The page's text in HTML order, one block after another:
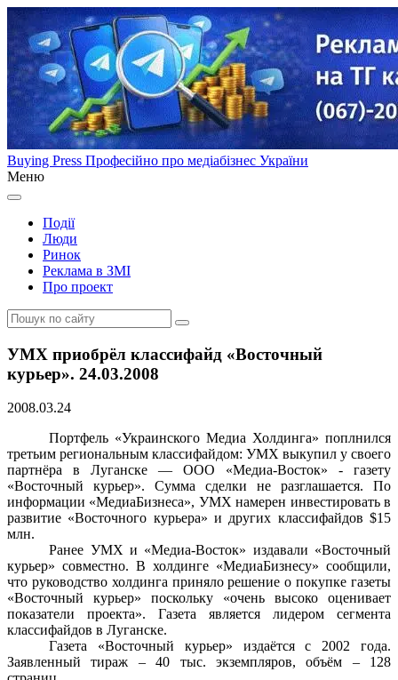
Buying Press Професійно про медіабізнес України
Меню
Події
Люди
Ринок
Реклама в ЗМІ
Про проект
УМХ приобрёл классифайд «Восточный
курьер». 24.03.2008
2008.03.24
Портфель «Украинского Медиа Холдинга» поплнился
третьим региональным классифайдом: УМХ выкупил у своего
партнёра в Луганске — ООО «Медиа-Восток» - газету
«Восточный курьер». Сумма сделки не разглашается. По
информации «МедиаБизнеса», УМХ намерен инвестировать в
развитие «Восточного курьера» и других классифайдов $15
млн.
Ранее УМХ и «Медиа-Восток» издавали «Восточный
курьер» совместно. В холдинге «МедиаБизнесу» сообщили,
что руководство холдинга приняло решение о покупке газеты
«Восточный курьер» поскольку «очень высоко оценивает
показатели проекта». Газета является лидером сегмента
классифайдов в Луганске.
Газета «Восточный курьер» издаётся с 2002 года.
Заявленный тираж – 40 тыс. экземпляров, объём – 128